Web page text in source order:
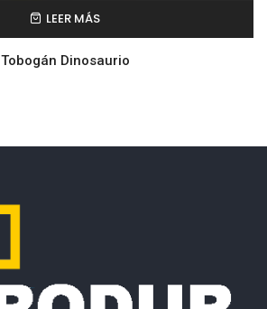
LEER MÁS
Tobogán Dinosaurio